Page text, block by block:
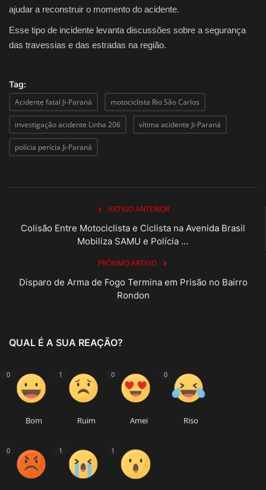
ajudar a reconstruir o momento do acidente.
Esse tipo de incidente levanta discussões sobre a segurança
das travessias e das estradas na região.
Tag:
Acidente fatal Ji-Paraná
motociclista Rio São Carlos
investigação acidente Linha 206 vítima acidente Ji-Paraná
polícia perícia Ji-Paraná
ARTIGO ANTERIOR
Colisão Entre Motociclista e Ciclista na Avenida Brasil
Mobiliza SAMU e Polícia ...
PRÓXIMO ARTIGO
Disparo de Arma de Fogo Termina em Prisão no Bairro
Rondon
QUAL É A SUA REAÇÃO?
0
Bom
1
Ruim
0
Amei
0
Riso
0 1 1